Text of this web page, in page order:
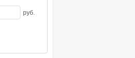
руб.